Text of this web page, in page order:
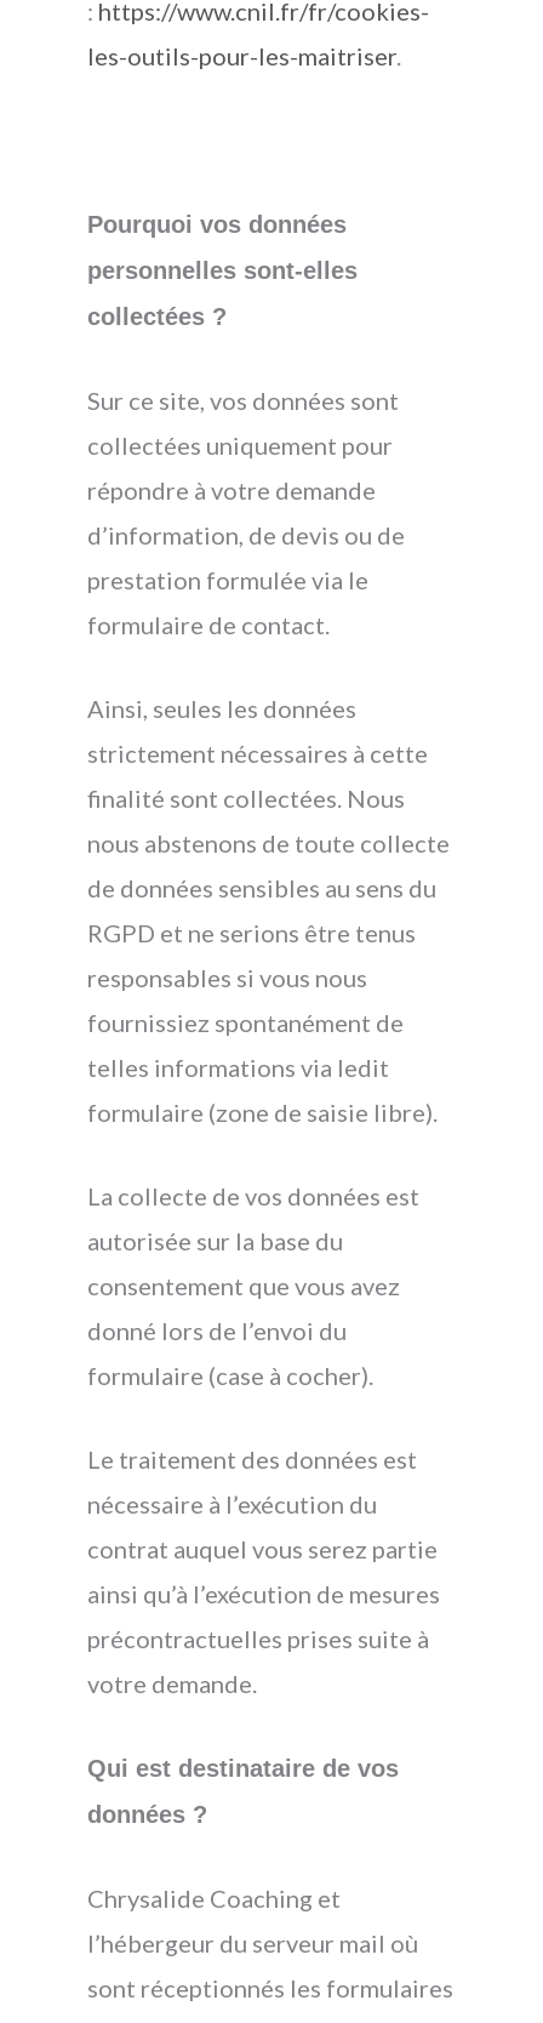
: https://www.cnil.fr/fr/cookies-
les-outils-pour-les-maitriser.
Pourquoi vos données
personnelles sont-elles
collectées ?
Sur ce site, vos données sont
collectées uniquement pour
répondre à votre demande
d’information, de devis ou de
prestation formulée via le
formulaire de contact.
Ainsi, seules les données
strictement nécessaires à cette
finalité sont collectées. Nous
nous abstenons de toute collecte
de données sensibles au sens du
RGPD et ne serions être tenus
responsables si vous nous
fournissiez spontanément de
telles informations via ledit
formulaire (zone de saisie libre).
La collecte de vos données est
autorisée sur la base du
consentement que vous avez
donné lors de l’envoi du
formulaire (case à cocher).
Le traitement des données est
nécessaire à l’exécution du
contrat auquel vous serez partie
ainsi qu’à l’exécution de mesures
précontractuelles prises suite à
votre demande.
Qui est destinataire de vos
données ?
Chrysalide Coaching et
l’hébergeur du serveur mail où
sont réceptionnés les formulaires